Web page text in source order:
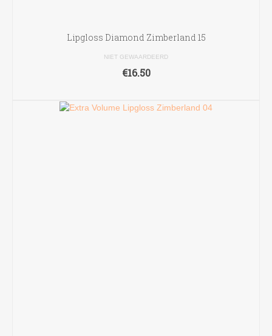
Lipgloss Diamond Zimberland 15
NIET GEWAARDEERD
€16.50